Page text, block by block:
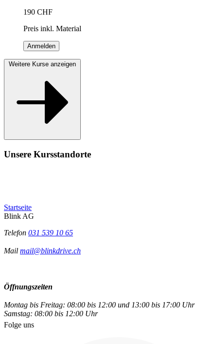
190 CHF
Preis inkl. Material
Anmelden
Weitere Kurse anzeigen
Unsere Kursstandorte
Startseite
Blink AG
Telefon 031 539 10 65
Mail mail@blinkdrive.ch
Öffnungszeiten
Montag bis Freitag: 08:00 bis 12:00 und 13:00 bis 17:00 Uhr
Samstag: 08:00 bis 12:00 Uhr
Folge uns